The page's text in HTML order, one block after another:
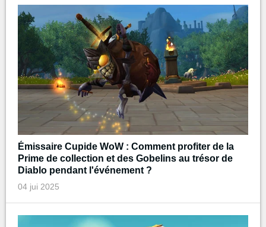
Émissaire Cupide WoW : Comment profiter de la
Prime de collection et des Gobelins au trésor de
Diablo pendant l'événement ?
04 jui 2025